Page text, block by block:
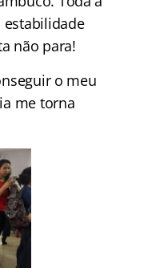
não para!
o meu
me torna